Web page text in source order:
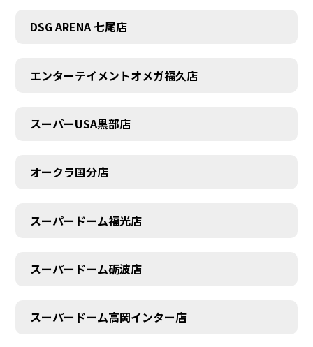
DSG ARENA 七尾店
エンターテイメントオメガ福久店
スーパーUSA黒部店
オークラ国分店
スーパードーム福光店
スーパードーム砺波店
スーパードーム高岡インター店